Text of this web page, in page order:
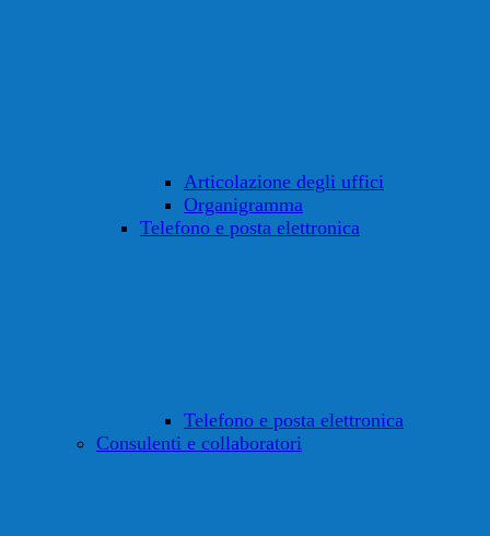
Articolazione degli uffici
Organigramma
Telefono e posta elettronica
Telefono e posta elettronica
Consulenti e collaboratori